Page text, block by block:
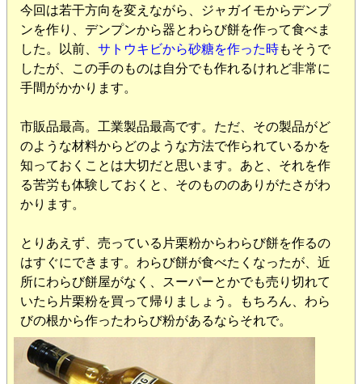
今回は若干方向を変えながら、ジャガイモからデンプ
ンを作り、デンプンから器とわらび餅を作って食べま
した。以前、 サトウキビから砂糖を作った時もそうで
したが、この手のものは自分でも作れるけれど非常に
手間がかかります。
市販品最高。工業製品最高です。ただ、その製品がど
のような材料からどのような方法で作られているかを
知っておくことは大切だと思います。あと、それを作
る苦労も体験しておくと、そのもののありがたさがわ
かります。
とりあえず、売っている片栗粉からわらび餅を作るの
はすぐにできます。わらび餅が食べたくなったが、近
所にわらび餅屋がなく、スーパーとかでも売り切れて
いたら片栗粉を買って帰りましょう。もちろん、わら
びの根から作ったわらび粉があるならそれで。